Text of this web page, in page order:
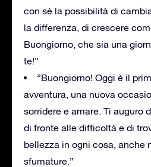
con sé la possibilità di
la differenza, di crescere
Buongiorno, che sia una
te!”
”Buongiorno! Oggi è il
avventura, una nuova
sorridere e amare. Ti auguro
di fronte alle difficoltà e di
bellezza in ogni cosa, anche
sfumature.”